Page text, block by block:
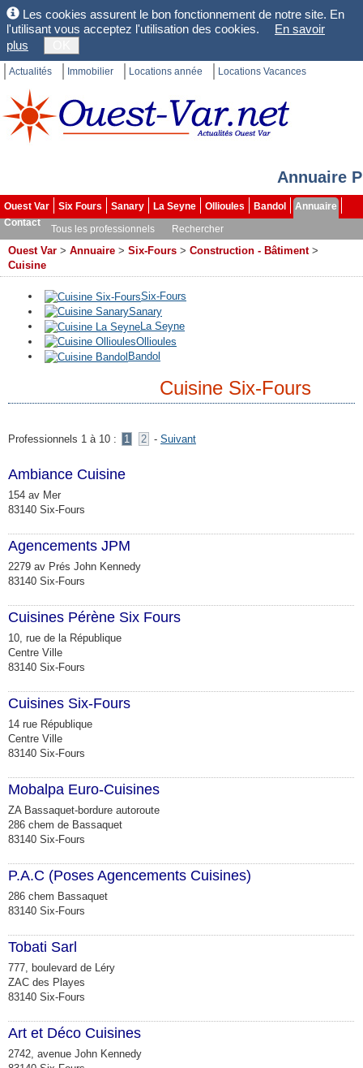
Les cookies assurent le bon fonctionnement de notre site. En
l'utilisant vous acceptez l'utilisation des cookies.
En savoir
plus
Actualités Immobilier Locations année Locations Vacances
Annuaire
Ouest Var Six Fours Sanary La Seyne Ollioules Bandol
Annuaire
Contact
Tous les professionnels Rechercher
Ouest Var > Annuaire > Six-Fours > Construction - Bâtiment >
Cuisine
Six-Fours
Sanary
La Seyne
Ollioules
Bandol
Cuisine Six-Fours
Professionnels 1 à 10 : 1 2 - Suivant
Ambiance Cuisine
154 av Mer
83140 Six-Fours
Agencements JPM
2279 av Prés John Kennedy
83140 Six-Fours
Cuisines Pérène Six Fours
10, rue de la République
Centre Ville
83140 Six-Fours
Cuisines Six-Fours
14 rue République
Centre Ville
83140 Six-Fours
Mobalpa Euro-Cuisines
ZA Bassaquet-bordure autoroute
286 chem de Bassaquet
83140 Six-Fours
P.A.C (Poses Agencements Cuisines)
286 chem Bassaquet
83140 Six-Fours
Tobati Sarl
777, boulevard de Léry
ZAC des Playes
83140 Six-Fours
Art et Déco Cuisines
2742, avenue John Kennedy